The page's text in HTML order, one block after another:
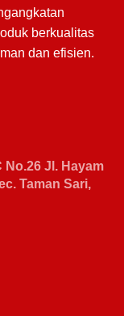
berkualitas
dan efisien.
No.26 Jl. Hayam
Taman Sari,